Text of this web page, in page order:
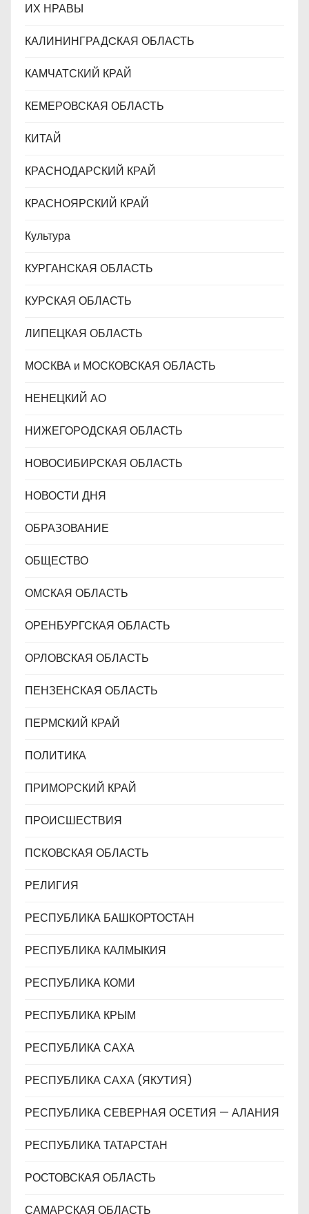
ИХ НРАВЫ
КАЛИНИНГРАДCКАЯ ОБЛАСТЬ
КАМЧАТСКИЙ КРАЙ
КЕМЕРОВСКАЯ ОБЛАСТЬ
КИТАЙ
КРАСНОДАРСКИЙ КРАЙ
КРАСНОЯРСКИЙ КРАЙ
Культура
КУРГАНСКАЯ ОБЛАСТЬ
КУРСКАЯ ОБЛАСТЬ
ЛИПЕЦКАЯ ОБЛАСТЬ
МОСКВА и МОСКОВСКАЯ ОБЛАСТЬ
НЕНЕЦКИЙ АО
НИЖЕГОРОДСКАЯ ОБЛАСТЬ
НОВОСИБИРСКАЯ ОБЛАСТЬ
НОВОСТИ ДНЯ
ОБРАЗОВАНИЕ
ОБЩЕСТВО
ОМСКАЯ ОБЛАСТЬ
ОРЕНБУРГСКАЯ ОБЛАСТЬ
ОРЛОВСКАЯ ОБЛАСТЬ
ПЕНЗЕНСКАЯ ОБЛАСТЬ
ПЕРМСКИЙ КРАЙ
ПОЛИТИКА
ПРИМОРСКИЙ КРАЙ
ПРОИСШЕСТВИЯ
ПСКОВСКАЯ ОБЛАСТЬ
РЕЛИГИЯ
РЕСПУБЛИКА БАШКОРТОСТАН
РЕСПУБЛИКА КАЛМЫКИЯ
РЕСПУБЛИКА КОМИ
РЕСПУБЛИКА КРЫМ
РЕСПУБЛИКА САХА
РЕСПУБЛИКА САХА (ЯКУТИЯ)
РЕСПУБЛИКА СЕВЕРНАЯ ОСЕТИЯ — АЛАНИЯ
РЕСПУБЛИКА ТАТАРСТАН
РОСТОВСКАЯ ОБЛАСТЬ
САМАРСКАЯ ОБЛАСТЬ